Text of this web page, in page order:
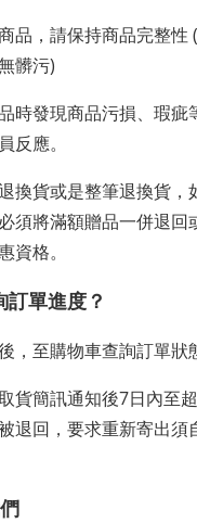
品，請保持商品完整性
髒污)
時發現商品污損、瑕疵
反應。
換貨或是整筆退換貨，
須將滿額贈品一併退回
資格。
訂單進度？
，至購物車查詢訂單狀
貨簡訊通知後7日內至
退回，要求重新寄出須